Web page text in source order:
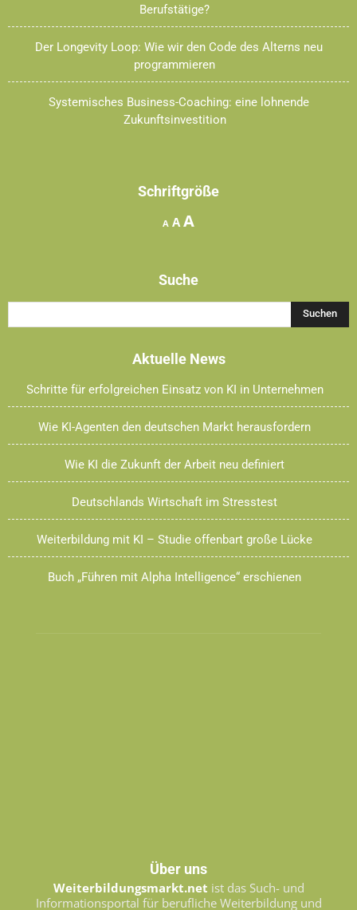
Berufstätige?
Der Longevity Loop: Wie wir den Code des Alterns neu
programmieren
Systemisches Business-Coaching: eine lohnende
Zukunftsinvestition
Schriftgröße
A Decrease
A Reset
AIncrease
Suche
Aktuelle News
Schritte für erfolgreichen Einsatz von KI in Unternehmen
Wie KI-Agenten den deutschen Markt herausfordern
Wie KI die Zukunft der Arbeit neu definiert
Deutschlands Wirtschaft im Stresstest
Weiterbildung mit KI – Studie offenbart große Lücke
Buch „Führen mit Alpha Intelligence“ erschienen
Über uns
Weiterbildungsmarkt.net ist das Such- und
Informationsportal für berufliche Weiterbildung und